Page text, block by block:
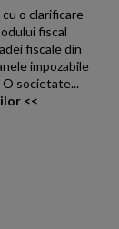
o clarificare
fiscal
fiscale din
impozabile
societate...
<<